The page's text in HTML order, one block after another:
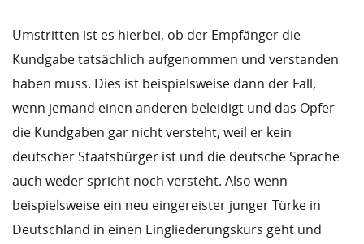
Umstritten ist es hierbei, ob der Empfänger die
Kundgabe tatsächlich aufgenommen und verstanden
haben muss. Dies ist beispielsweise dann der Fall,
wenn jemand einen anderen beleidigt und das Opfer
die Kundgaben gar nicht versteht, weil er kein
deutscher Staatsbürger ist und die deutsche Sprache
auch weder spricht noch versteht. Also wenn
beispielsweise ein neu eingereister junger Türke in
Deutschland in einen Eingliederungskurs geht und